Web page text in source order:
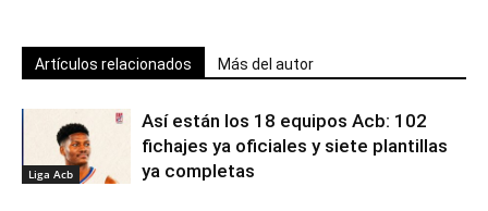
Artículos relacionados Más del autor
Liga Acb
Así están los 18 equipos Acb: 102
fichajes ya oficiales y siete plantillas
ya completas